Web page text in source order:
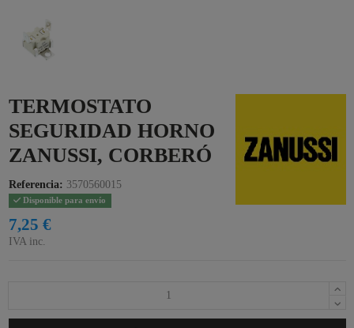
TERMOSTATO
SEGURIDAD HORNO
ZANUSSI, CORBERÓ
Referencia: 3570560015
Disponible para envío
7,25 €
IVA inc.